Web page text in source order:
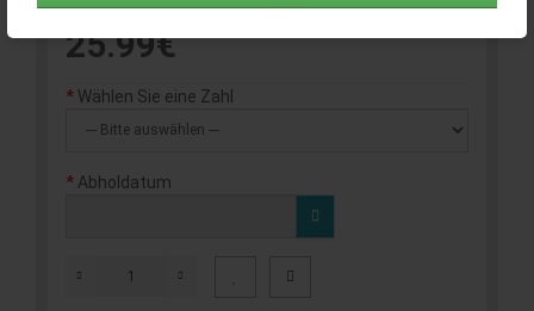
25.99€
Wählen Sie eine Zahl
Abholdatum